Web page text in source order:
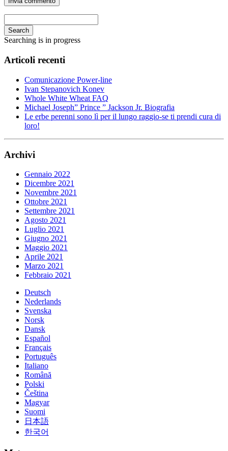
Search
Searching is in progress
Articoli recenti
Comunicazione Power-line
Ivan Stepanovich Konev
Whole White Wheat FAQ
Michael Joseph” Prince ” Jackson Jr. Biografia
Le erbe perenni sono lì per il lungo raggio-se ti prendi cura di
loro!
Archivi
Gennaio 2022
Dicembre 2021
Novembre 2021
Ottobre 2021
Settembre 2021
Agosto 2021
Luglio 2021
Giugno 2021
Maggio 2021
Aprile 2021
Marzo 2021
Febbraio 2021
Deutsch
Nederlands
Svenska
Norsk
Dansk
Español
Français
Português
Italiano
Română
Polski
Čeština
Magyar
Suomi
日本語
한국어